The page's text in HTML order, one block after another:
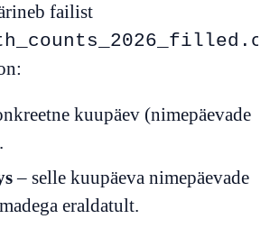
failist
kuupäev (nimepäevade
– selle kuupäeva nimepäevade
eraldatult.